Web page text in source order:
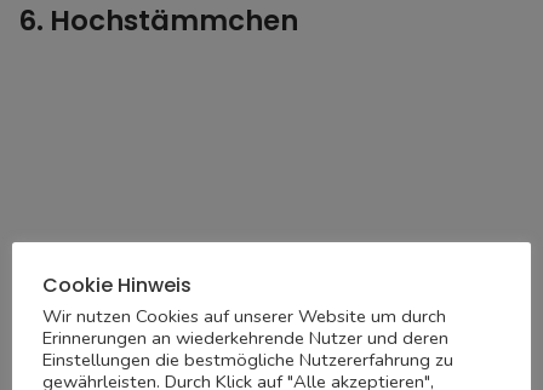
6. Hochstämmchen
Cookie Hinweis
Wir nutzen Cookies auf unserer Website um durch
Erinnerungen an wiederkehrende Nutzer und deren
Einstellungen die bestmögliche Nutzererfahrung zu
gewährleisten. Durch Klick auf "Alle akzeptieren",